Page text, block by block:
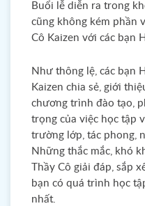
Buổi lễ diễn ra trong
cũng không kém phần
Cô Kaizen với các bạn
Như thông lệ, các bạn
Kaizen chia sẻ, giới
chương trình đào tạo,
trọng của việc học tập
trường lớp, tác phong,
Những thắc mắc, khó
Thầy Cô giải đáp, sắp
bạn có quá trình học
nhất.